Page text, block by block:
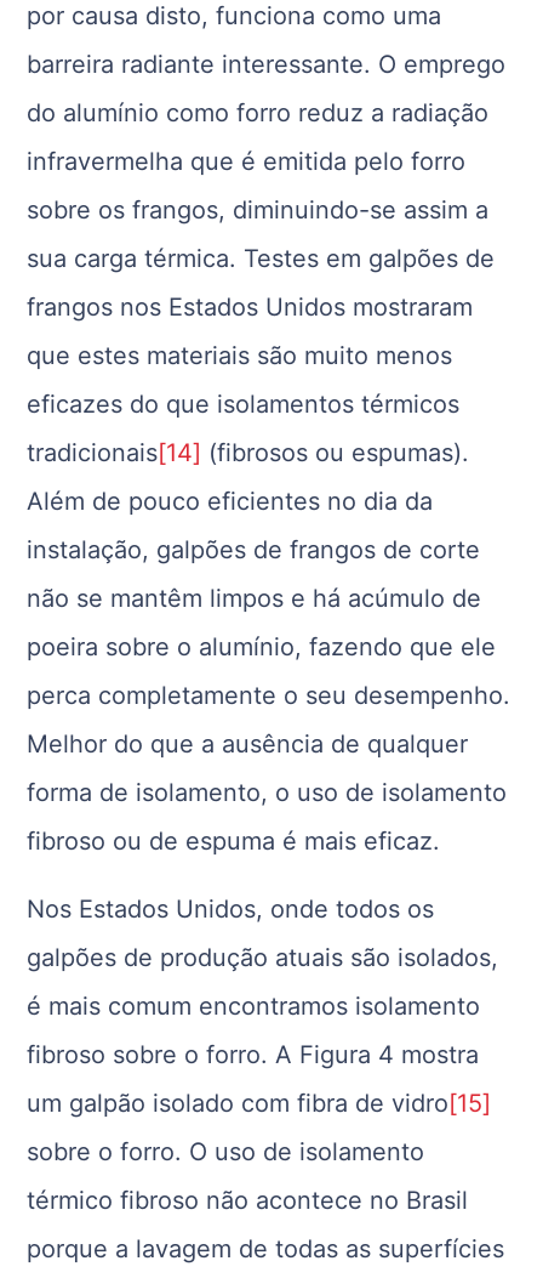
por causa disto, funciona como uma
barreira radiante interessante. O emprego
do alumínio como forro reduz a radiação
infravermelha que é emitida pelo forro
sobre os frangos, diminuindo-se assim a
sua carga térmica. Testes em galpões de
frangos nos Estados Unidos mostraram
que estes materiais são muito menos
eficazes do que isolamentos térmicos
tradicionais[14] (fibrosos ou espumas).
Além de pouco eficientes no dia da
instalação, galpões de frangos de corte
não se mantêm limpos e há acúmulo de
poeira sobre o alumínio, fazendo que ele
perca completamente o seu desempenho.
Melhor do que a ausência de qualquer
forma de isolamento, o uso de isolamento
fibroso ou de espuma é mais eficaz.
Nos Estados Unidos, onde todos os
galpões de produção atuais são isolados,
é mais comum encontramos isolamento
fibroso sobre o forro. A Figura 4 mostra
um galpão isolado com fibra de vidro[15]
sobre o forro. O uso de isolamento
térmico fibroso não acontece no Brasil
porque a lavagem de todas as superfícies